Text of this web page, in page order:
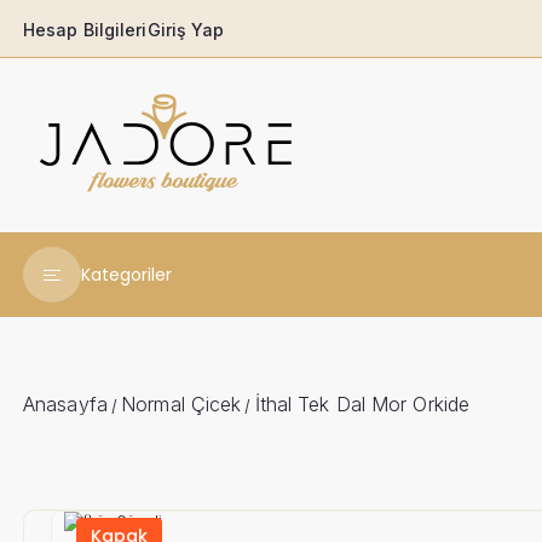
Hesap BilgileriGiriş Yap
Kategoriler
Babaya
Ferforjeler
Anasayfa / Normal Çicek / İthal Tek Dal Mor Orkide
Kapak